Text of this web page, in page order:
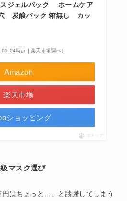
スジェルパック ホームケア
酸パック 箱無し カッ
時点 | 楽天市場調べ）
Amazon
楽天市場
ショッピング
ポチップ
マスク選び
円はちょっと…」と躊躇してしまう